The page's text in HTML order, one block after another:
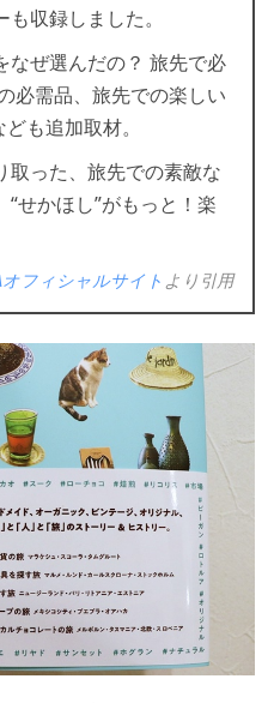
収録しました。
なぜ選んだの？ 旅先で必
必需品、旅先での楽しい
も追加取材。
取った、旅先での素敵な
せかほし”がもっと！楽
オフィシャルサイト より引用